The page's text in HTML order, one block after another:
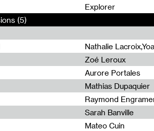
Explorer
(5)
Nathalie
Zoé Leroux
Aurore Portales
Mathias Dupaquier
Raymond
Sarah Banville
Mateo Cuin